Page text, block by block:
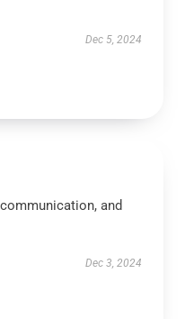
Dec 5, 2024
and
Dec 3, 2024